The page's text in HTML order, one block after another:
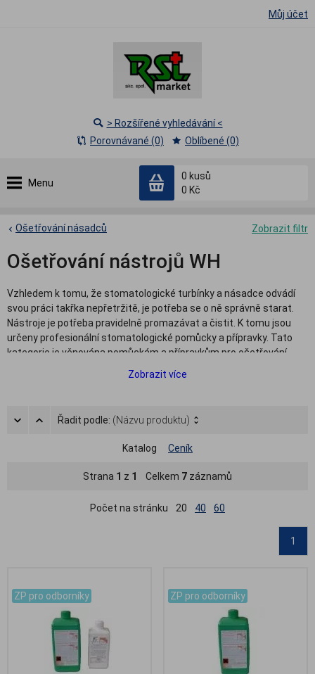
Můj účet
Menu
0 kusů
0 Kč
> Rozšířené vyhledávání <
Porovnávané (0)
Oblíbené (0)
Zobrazit filtr
Ošetřování násadců
Ošetřování nástrojů WH
Vzhledem k tomu, že stomatologické turbínky a násadce odvádí
svou práci takřka nepřetržitě, je potřeba se o ně správně starat.
Nástroje je potřeba pravidelně promazávat a čistit. K tomu jsou
určeny profesionální stomatologické pomůcky a přípravky. Tato
kategorie je věnována pomůckám a přípravkům pro ošetřování
stomatologických nástrojů značky W&H. V nabídce naleznete
Zobrazit více
Řadit podle: (Názvu produktu)
Katalog Ceník
Strana 1 z 1 Celkem 7 záznamů
Počet na stránku 20 40 60
1
ZP pro odborníky
ZP pro odborníky